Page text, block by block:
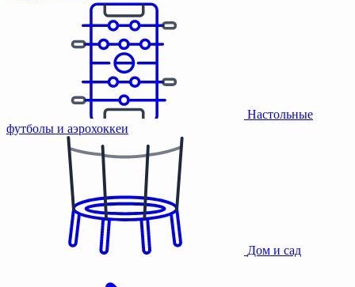
Настольные
футболы и аэрохоккеи
Дом и сад